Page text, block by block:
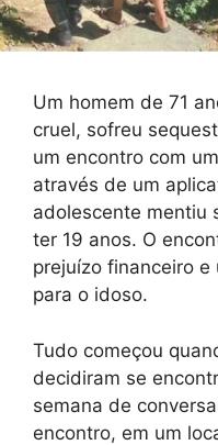
Um homem de 71
cruel, sofreu
um encontro com
através de um
adolescente mentiu
ter 19 anos. O
prejuízo financeiro
para o idoso.
Tudo começou
decidiram se
semana de
encontro, em um